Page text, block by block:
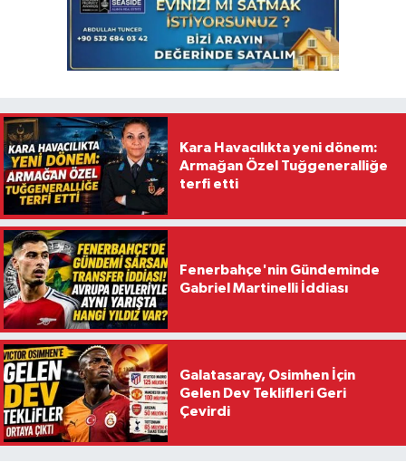
Kara Havacılıkta yeni dönem:
Armağan Özel Tuğgeneralliğe
terfi etti
Fenerbahçe'nin Gündeminde
Gabriel Martinelli İddiası
Galatasaray, Osimhen İçin
Gelen Dev Teklifleri Geri
Çevirdi